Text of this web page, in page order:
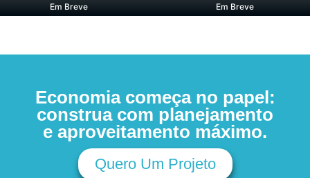
Em Breve Em Breve
Economia começa no papel:
construa com planejamento
e aproveitamento máximo.
Quero Um Projeto